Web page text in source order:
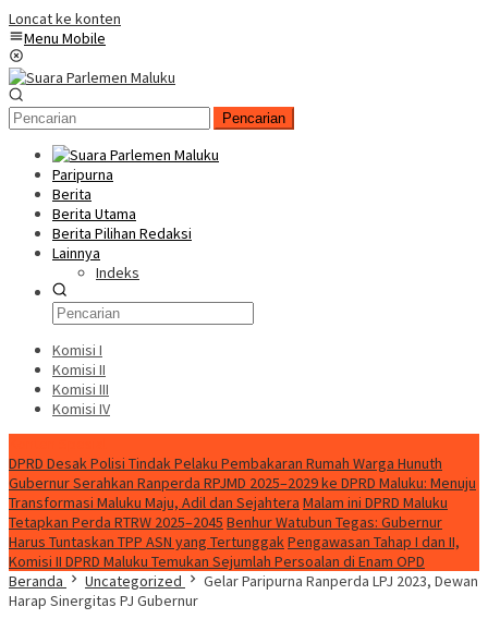
Loncat ke konten
Menu Mobile
Pencarian
Paripurna
Berita
Berita Utama
Berita Pilihan Redaksi
Lainnya
Indeks
Komisi I
Komisi II
Komisi III
Komisi IV
DPRD Desak Polisi Tindak Pelaku Pembakaran Rumah Warga Hunuth
Gubernur Serahkan Ranperda RPJMD 2025–2029 ke DPRD Maluku: Menuju
Transformasi Maluku Maju, Adil dan Sejahtera Malam ini DPRD Maluku
Tetapkan Perda RTRW 2025–2045 Benhur Watubun Tegas: Gubernur
Harus Tuntaskan TPP ASN yang TertunggakPengawasan Tahap I dan II,
Komisi II DPRD Maluku Temukan Sejumlah Persoalan di Enam OPD
Beranda
Uncategorized
Gelar Paripurna Ranperda LPJ 2023, Dewan
Harap Sinergitas PJ Gubernur